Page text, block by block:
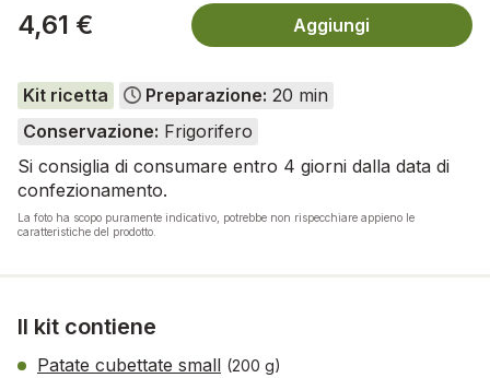
4,61 € Aggiungi
Kit ricetta Preparazione: 20 min
Conservazione: Frigorifero
Si consiglia di consumare entro 4 giorni dalla data di
confezionamento.
La foto ha scopo puramente indicativo, potrebbe non rispecchiare appieno le
caratteristiche del prodotto.
Il kit contiene
Patate cubettate small (200 g)